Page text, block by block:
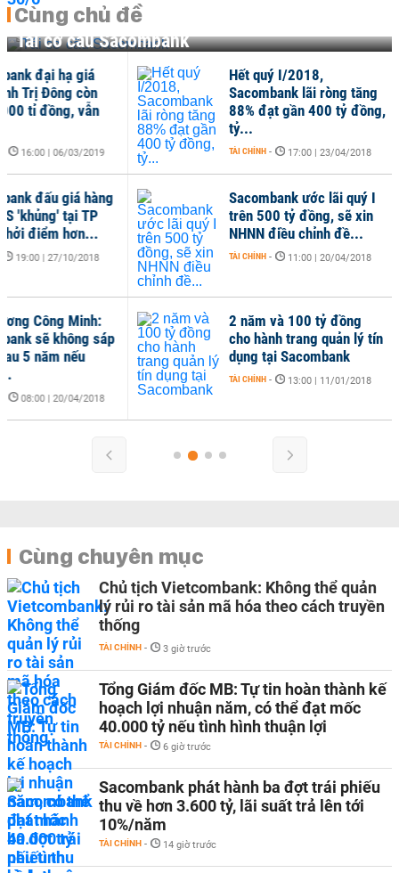
Cùng chủ đề
Tái cơ cấu Sacombank
Hết quý I/2018,
Sacombank lãi ròng tăng
88% đạt gần 400 tỷ đồng,
TÀI CHÍNH - 17:00 | 23/04/2018
Sacombank ước lãi quý I
trên 500 tỷ đồng, sẽ xin
NHNN điều chỉnh đề...
TÀI CHÍNH - 11:00 | 20/04/2018
TÀI
2 năm và 100 tỷ đồng
cho hành trang quản lý tín
dụng tại Sacombank
TÀI CHÍNH - 13:00 | 11/01/2018
Cùng chuyên mục
Chủ tịch Vietcombank: Không thể quản
lý rủi ro tài sản mã hóa theo cách truyền
thống
TÀI CHÍNH - 3 giờ trước
Tổng Giám đốc MB: Tự tin hoàn thành kế
hoạch lợi nhuận năm, có thể đạt mốc
40.000 tỷ nếu tình hình thuận lợi
TÀI CHÍNH - 6 giờ trước
Sacombank phát hành ba đợt trái phiếu
thu về hơn 3.600 tỷ, lãi suất trả lên tới
10%/năm
TÀI CHÍNH - 14 giờ trước